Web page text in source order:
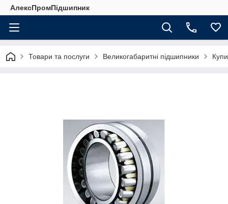
АлексПромПідшипник
Товари та послуги Великогабаритні підшипники